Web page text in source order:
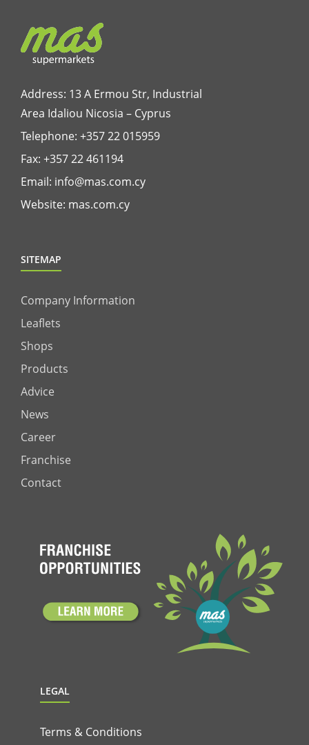
Address: 13 A Ermou Str, Industrial
Area Idaliou Nicosia – Cyprus
Telephone: +357 22 015959
Fax: +357 22 461194
Email: info@mas.com.cy
Website: mas.com.cy
SITEMAP
Company Information
Leaflets
Shops
Products
Advice
News
Career
Franchise
Contact
LEGAL
Terms & Conditions